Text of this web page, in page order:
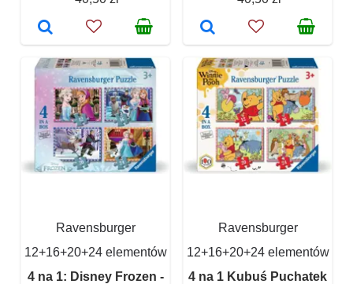
Ravensburger
12+16+20+24 elementów
4 na 1: Disney Frozen -
Ravensburger
12+16+20+24 elementów
4 na 1 Kubuś Puchatek